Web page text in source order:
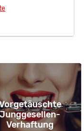
Junggesellen-
Verhaftung